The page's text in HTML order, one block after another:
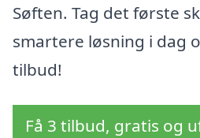
Søften. Tag det første
smartere løsning i dag
tilbud!
Få 3 tilbud, gratis og